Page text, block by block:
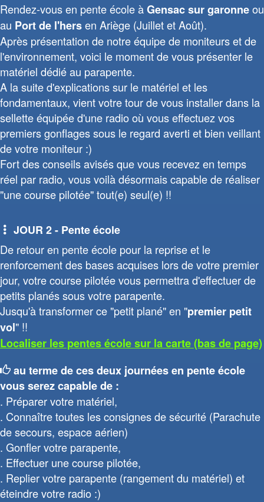
Rendez-vous en pente école àGensac sur garonneou
au Port de l'hersen Ariège (Juillet et Août).
Après présentation de notre équipe de moniteurs et de
l'environnement, voici le moment de vous présenter le
matériel dédié au parapente.
A la suite d'explications sur le matériel et les
fondamentaux, vient votre tour de vous installer dans la
sellette équipée d'une radio où vous effectuez vos
premiers gonflages sous le regard averti et bien veillant
de votre moniteur :)
Fort des conseils avisés que vous recevez en temps
réel par radio, vous voilà désormais capable de réaliser
"une course pilotée" tout(e) seul(e) !!
JOUR 2 - Pente école
De retour en pente école pour la reprise et le
renforcement des bases acquises lors de votre premier
jour, votre course pilotée vous permettra d'effectuer de
petits planés sous votre parapente.
Jusqu'à transformer ce "petit plané" en "premier petit
vol" !!
Localiser les pentes école sur la carte (bas de page)
au terme de ces deux journées en pente école
vous serez capable de :
Préparer votre matériel,
Connaître toutes les consignes de sécurité (Parachute
de secours, espace aérien)
Gonfler votre parapente,
Effectuer une course pilotée,
Replier votre parapente (rangement du matériel) et
éteindre votre radio :)